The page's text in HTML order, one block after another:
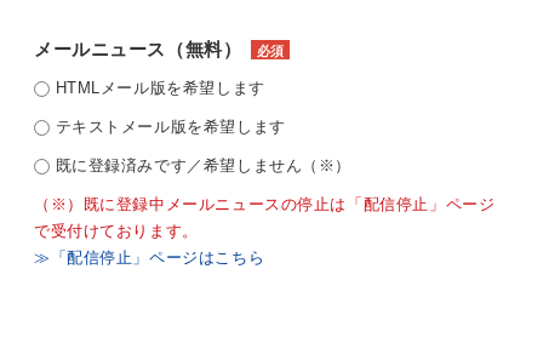
メールニュース（無料） 必須
HTMLメール版を希望します
テキストメール版を希望します
既に登録済みです／希望しません（※）
（※）既に登録中メールニュースの停止は「配信停止」ページ
で受付けております。
≫「配信停止」ページはこちら